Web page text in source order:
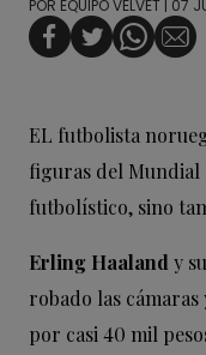
POR EQUIPO VELVET | 07
EL futbolista
figuras del Mundial
futbolístico, sino
Erling Haaland y
robado las
por casi 40 mil